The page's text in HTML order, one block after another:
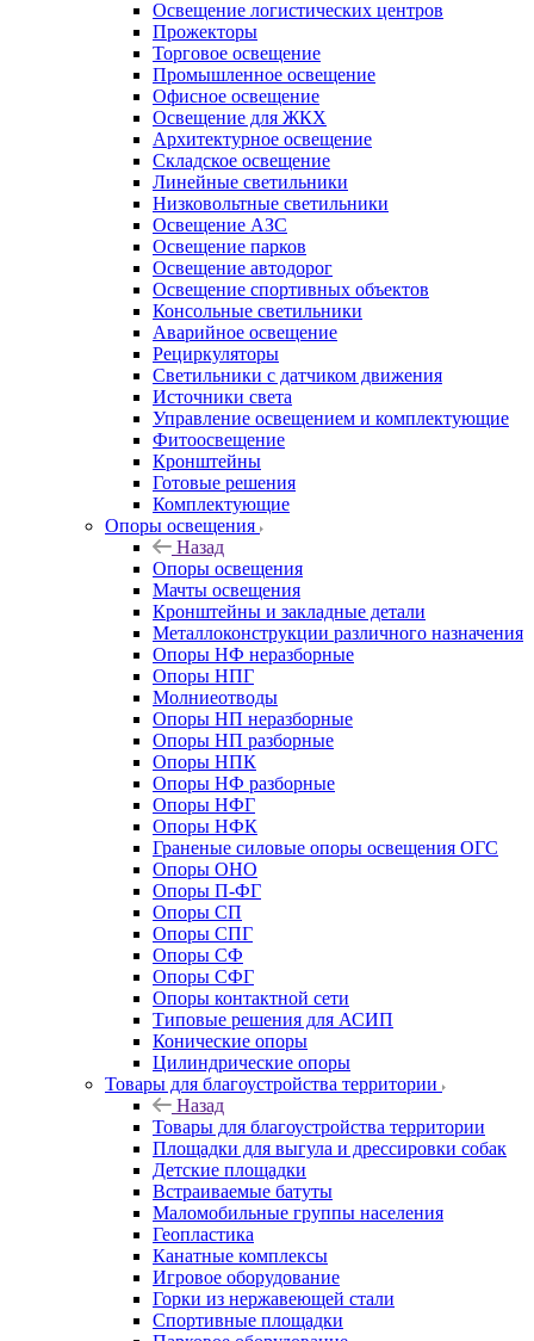
Освещение логистических центров
Прожекторы
Торговое освещение
Промышленное освещение
Офисное освещение
Освещение для ЖКХ
Архитектурное освещение
Складское освещение
Линейные светильники
Низковольтные светильники
Освещение АЗС
Освещение парков
Освещение автодорог
Освещение спортивных объектов
Консольные светильники
Аварийное освещение
Рециркуляторы
Светильники с датчиком движения
Источники света
Управление освещением и комплектующие
Фитоосвещение
Кронштейны
Готовые решения
Комплектующие
Опоры освещения
Назад
Опоры освещения
Мачты освещения
Кронштейны и закладные детали
Металлоконструкции различного назначения
Опоры НФ неразборные
Опоры НПГ
Молниеотводы
Опоры НП неразборные
Опоры НП разборные
Опоры НПК
Опоры НФ разборные
Опоры НФГ
Опоры НФК
Граненые силовые опоры освещения ОГС
Опоры ОНО
Опоры П-ФГ
Опоры СП
Опоры СПГ
Опоры СФ
Опоры СФГ
Опоры контактной сети
Типовые решения для АСИП
Конические опоры
Цилиндрические опоры
Товары для благоустройства территории
Назад
Товары для благоустройства территории
Площадки для выгула и дрессировки собак
Детские площадки
Встраиваемые батуты
Маломобильные группы населения
Геопластика
Канатные комплексы
Игровое оборудование
Горки из нержавеющей стали
Спортивные площадки